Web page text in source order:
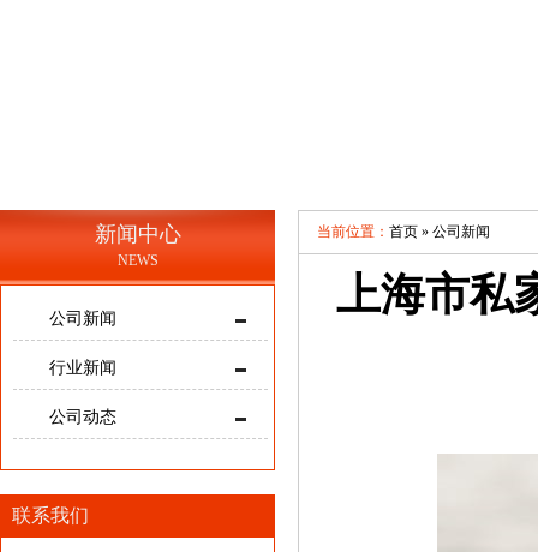
新闻中心
NEWS
公司新闻
行业新闻
公司动态
联系我们
当前位置： 首页 » 公司新闻
上海市私